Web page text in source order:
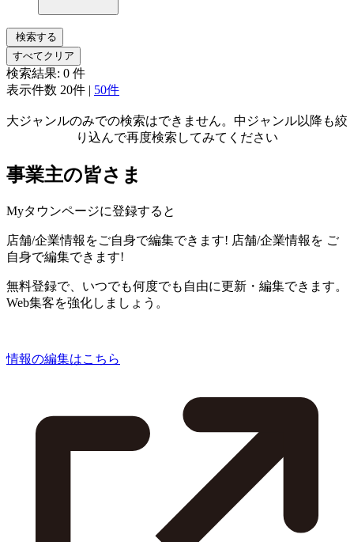
検索する
すべてクリア
検索結果: 0 件
表示件数 20件 | 50件
大ジャンルのみでの検索はできません。中ジャンル以降も絞
り込んで再度検索してみてください
事業主の皆さま
Myタウンページに登録すると
店舗/企業情報をご自身で編集できます! 店舗/企業情報を ご
自身で編集できます!
無料登録で、いつでも何度でも自由に更新・編集できます。
Web集客を強化しましょう。
情報の編集はこちら